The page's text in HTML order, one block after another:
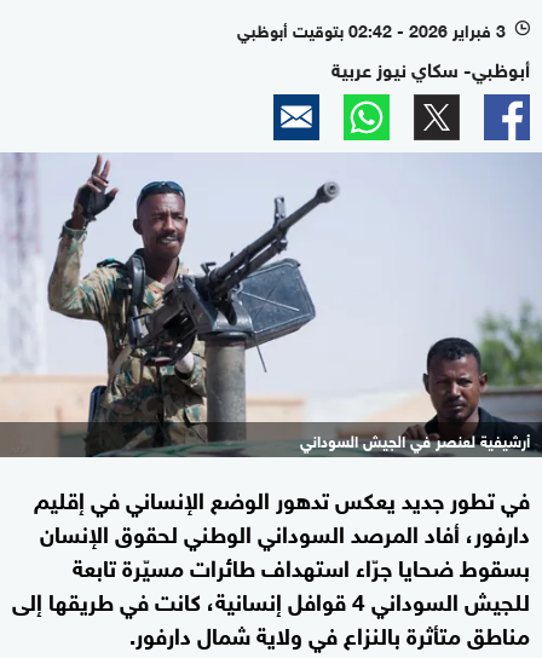
l 3 فبراير 2026 - 02:42 بتوقيت أبوظبي
أبوظبي- سكاي نيوز عربية
أرشيفية لعنصر في الجيش السوداني
في تطور جديد يعكس تدهور الوضع الإنساني في إقليم
دارفور، أفاد المرصد السوداني الوطني لحقوق الإنسان
بسقوط ضحايا جرّاء استهداف طائرات مسيّرة تابعة
للجيش السوداني 4 قوافل إنسانية، كانت في طريقها إلى
مناطق متأثرة بالنزاع في ولاية شمال دارفور.